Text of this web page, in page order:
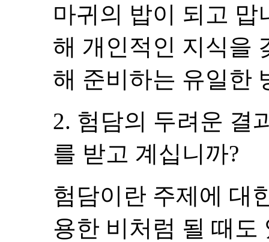
마귀의 밥이 되고 맙
해 개인적인 지식을
해 준비하는 유일한
2. 험담의 두려운 결
를 받고 계십니까?
험담이란 주제에 대
용한 비처럼 될 때도